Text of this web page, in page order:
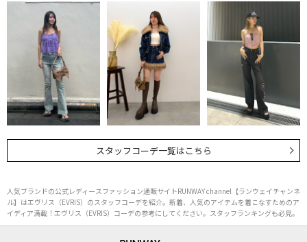
スタッフコーデ一覧はこちら
人気ブランドの公式レディースファッション通販サイトRUNWAY channel【ランウェイチャンネ
ル】はエヴリス（EVRIS）のスタッフコーデを紹介。新着、人気のアイテムを着こなすためのア
イディア満載！エヴリス（EVRIS）コーデの参考にしてください。スタッフランキングも必見。